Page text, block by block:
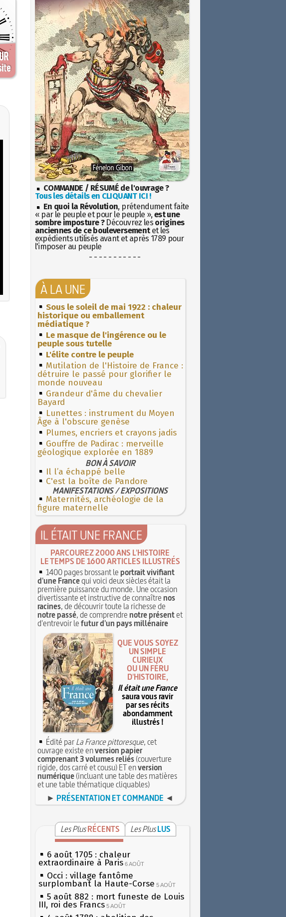
COMMANDE / RÉSUMÉ de l'ouvrage ?
Tous les détails en CLIQUANT ICI !
En quoi la Révolution, prétendument faite
« par le peuple et pour le peuple », est une
sombre imposture ?Découvrez les origines
anciennes de ce bouleversementet les
expédients utilisés avant et après 1789 pour
l'imposer au peuple
- - - - - - - - - - -
À LA UNE
Sous le soleil de mai 1922 : chaleur
historique ou emballement
médiatique ?
Le masque de l'ingérence ou le
peuple sous tutelle
L'élite contre le peuple
Mutilation de l'Histoire de France :
détruire le passé pour glorifier le
monde nouveau
Grandeur d'âme du chevalier
Bayard
Lunettes : instrument du Moyen
Âge à l'obscure genèse
Plumes, encriers et crayons jadis
Gouffre de Padirac : merveille
géologique explorée en 1889
BON À SAVOIR
Il l’a échappé belle
C'est la boîte de Pandore
MANIFESTATIONS / EXPOSITIONS
Maternités, archéologie de la
figure maternelle
IL ÉTAIT UNE FRANCE
PARCOUREZ 2000 ANS L'HISTOIRE
LE TEMPS DE 1600 ARTICLES ILLUSTRÉS
1400 pages brossant leportrait vivifiant
d'une Francequi voici deux siècles était la
première puissance du monde. Une occasion
divertissante et instructive de connaîtrenos
racines, de découvrir toute la richesse de
notre passé, de comprendrenotre présentet
d'entrevoir lefutur d'un pays millénaire
QUE VOUS SOYEZ
UN SIMPLE
CURIEUX
OU UN FÉRU
D'HISTOIRE,
Il était une France
saura vous ravir
par ses récits
abondamment
illustrés !
Édité parLa France pittoresque, cet
ouvrage existe enversion papier
comprenant 3 volumes reliés(couverture
rigide, dos carré et cousu) ET enversion
numérique(incluant une table des matières
et une table thématique cliquables)
► PRÉSENTATION ET COMMANDE ◄
Les Plus RÉCENTS Les Plus LUS
6 août 1705 : chaleur
extraordinaire à Paris 6 AOÛT
Occi : village fantôme
surplombant la Haute-Corse 5 AOÛT
5 août 882 : mort funeste de Louis
III, roi des Francs 5 AOÛT